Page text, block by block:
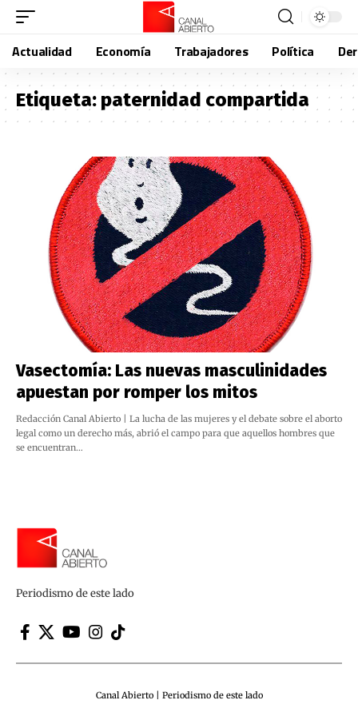
Actualidad Economía Trabajadores Política
Etiqueta:paternidad compartida
Vasectomía: Las nuevas masculinidades
apuestan por romper los mitos
Redacción Canal Abierto | La lucha de las mujeres y el debate sobre el aborto
legal como un derecho más, abrió el campo para que aquellos hombres que
se encuentran…
Periodismo de este lado
Canal Abierto | Periodismo de este lado